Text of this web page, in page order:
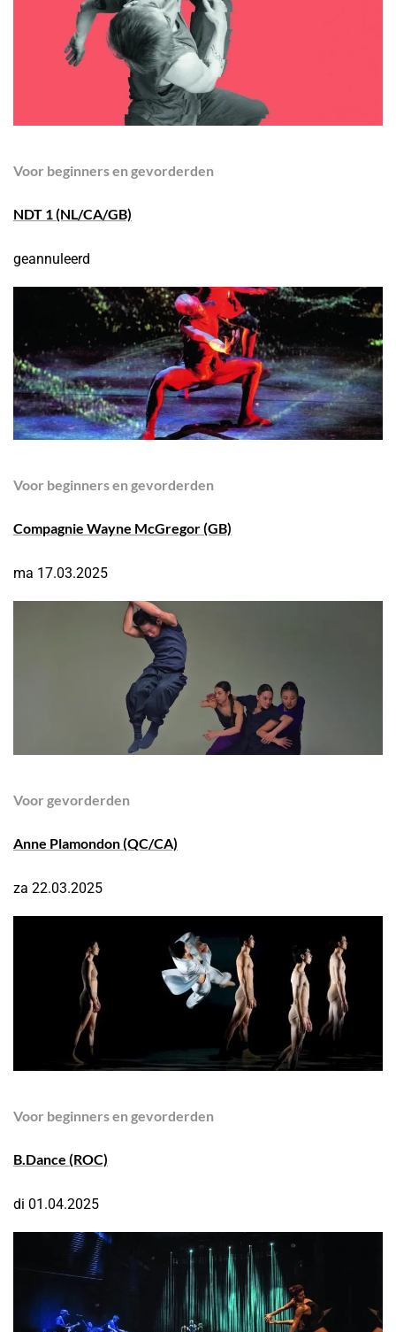
Voor beginners en gevorderden
NDT 1 (NL/CA/GB)
geannuleerd
Voor beginners en gevorderden
Compagnie Wayne McGregor(GB)
ma 17.03.2025
Voor gevorderden
Anne Plamondon(QC/CA)
za 22.03.2025
Voor beginners en gevorderden
B.Dance (ROC)
di 01.04.2025